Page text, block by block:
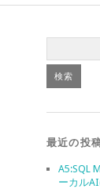
最近の投
A5:SQL
ーカル